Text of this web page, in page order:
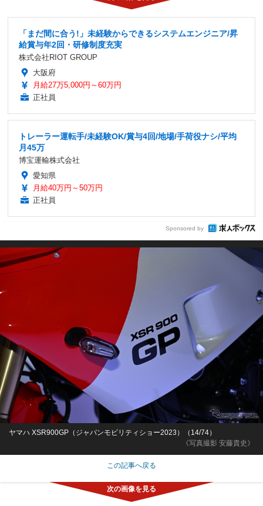
「まだ間に合う!」未経験からできるシステムエンジニア/昇
給賞与年2回・研修制度充実
株式会社RIOT GROUP
大阪府
月給27万5,000円～60万円
正社員
トレーラー運転手/未経験OK/賞与4回/地場/手荷役ナシ/平均
月45万
博宝運輸株式会社
愛知県
月給40万円～50万円
正社員
Sponsored by
《写真撮影 安藤貴史》
ヤマハ XSR900GP（ジャパンモビリティショー2023）（14/74）
この記事へ戻る